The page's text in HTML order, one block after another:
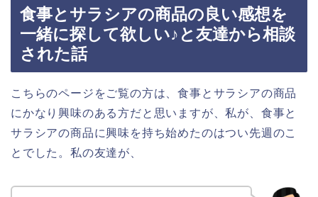
食事とサラシアの商品の良い感想を
一緒に探して欲しい♪と友達から相談
された話
こちらのページをご覧の方は、食事とサラシアの商品
にかなり興味のある方だと思いますが、私が、食事と
サラシアの商品に興味を持ち始めたのはつい先週のこ
とでした。私の友達が、